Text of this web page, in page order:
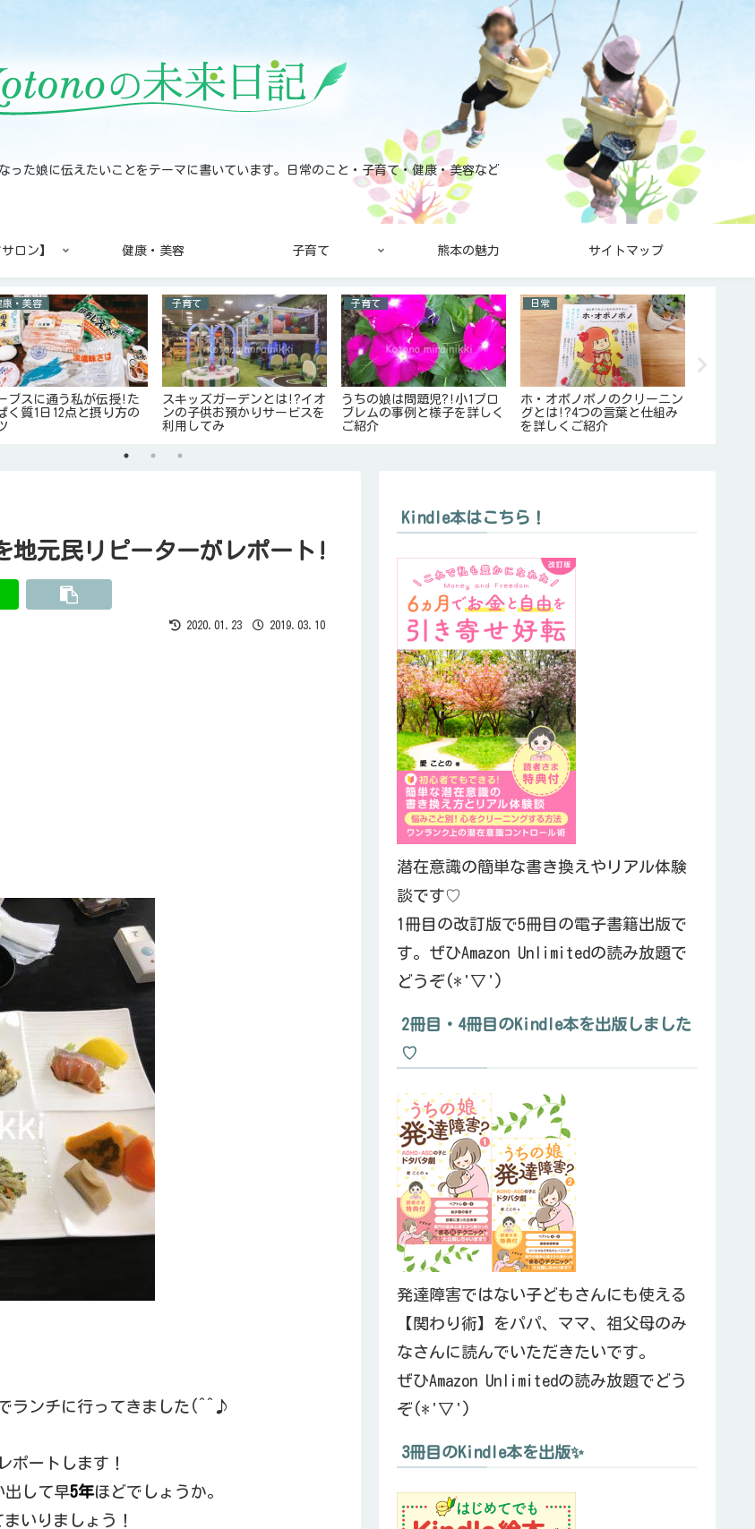
た娘に伝えたいことをテーマに書いています。日常のこと・子育て・健康・美容など
ロン】 健康・美容 子育て 熊本の魅力 サイトマップ
康・美容
ブスに通う私が伝授!た
く質1日12点と摂り方の
子育て
スキッズガーデンとは!?イオ
ンの子供お預かりサービスを
利用してみ
子育て
うちの娘は問題児?!小1プロ
ブレムの事例と様子を詳しく
ご紹介
日常
ホ・オポノポノのクリーニン
グとは!?4つの言葉と仕組み
を詳しくご紹介
元民リピーターがレポート!
2020.01.23 2019.03.10
ランチに行ってきました(^^♪
ポートします！
して早5年ほどでしょうか。
いりましょう！
Kindle本はこちら！
潜在意識の簡単な書き換えやリアル体験
談です♡
1冊目の改訂版で5冊目の電子書籍出版で
す。ぜひAmazon Unlimitedの読み放題で
どうぞ(*'▽')
2冊目・4冊目のKindle本を出版しました
♡
発達障害ではない子どもさんにも使える
【関わり術】をパパ、ママ、祖父母のみ
なさんに読んでいただきたいです。
ぜひAmazon Unlimitedの読み放題でどう
ぞ(*'▽')
3冊目のKindle本を出版✨